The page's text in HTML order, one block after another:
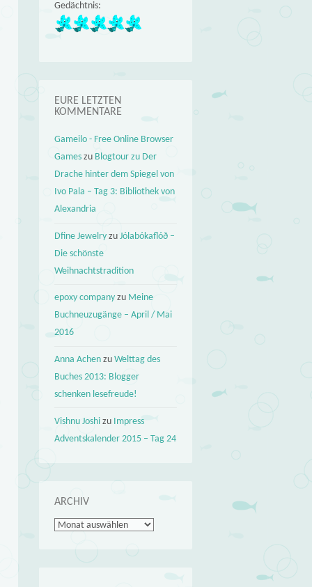
Gedächtnis:
EURE LETZTEN
KOMMENTARE
Gameilo - Free Online Browser
Games zu Blogtour zu Der
Drache hinter dem Spiegel von
Ivo Pala – Tag 3: Bibliothek von
Alexandria
Dfine Jewelry zuJólabókaflóð –
Die schönste
Weihnachtstradition
epoxy company zu Meine
Buchneuzugänge – April / Mai
2016
Anna Achen zuWelttag des
Buches 2013: Blogger
schenken lesefreude!
Vishnu Joshi zu Impress
Adventskalender 2015 – Tag 24
ARCHIV
Archiv